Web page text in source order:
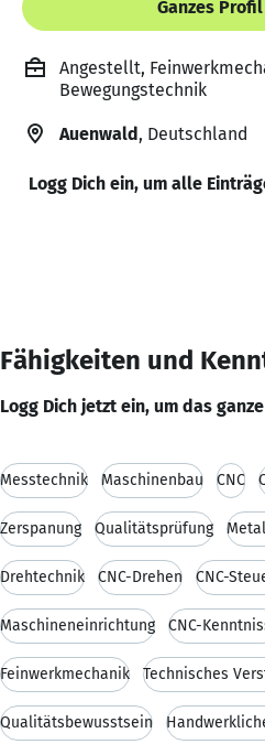
Ganzes
Angestellt,
Bewegungstechnik
Auenwald, Deutschland
Logg Dich ein, um alle
Fähigkeiten und
Logg Dich jetzt ein, um das
Messtechnik Maschinenbau CNC
Zerspanung Qualitätsprüfung
Drehtechnik CNC-Drehen CNC-
Maschineneinrichtung CNC-
Feinwerkmechanik Technisches
Qualitätsbewusstsein